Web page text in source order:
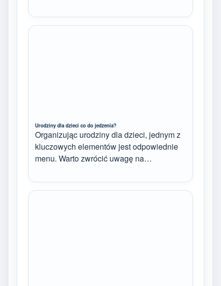
Urodziny dla dzieci co do jedzenia?
Organizując urodziny dla dzieci, jednym z
kluczowych elementów jest odpowiednie
menu. Warto zwrócić uwagę na…